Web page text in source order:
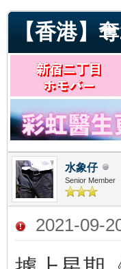
【香港】
水象仔
Senior Member
2021-09-